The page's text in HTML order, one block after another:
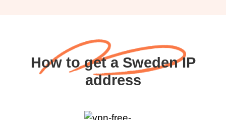
How to get a Sweden IP
address